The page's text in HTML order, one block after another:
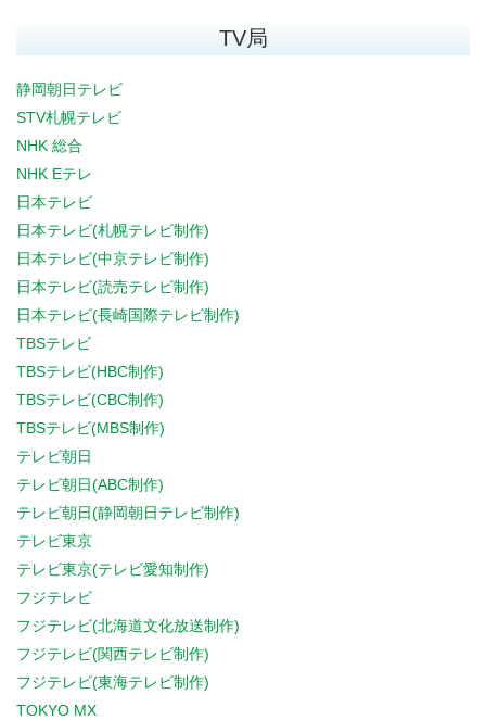
TV局
静岡朝日テレビ
STV札幌テレビ
NHK 総合
NHK Eテレ
日本テレビ
日本テレビ(札幌テレビ制作)
日本テレビ(中京テレビ制作)
日本テレビ(読売テレビ制作)
日本テレビ(長崎国際テレビ制作)
TBSテレビ
TBSテレビ(HBC制作)
TBSテレビ(CBC制作)
TBSテレビ(MBS制作)
テレビ朝日
テレビ朝日(ABC制作)
テレビ朝日(静岡朝日テレビ制作)
テレビ東京
テレビ東京(テレビ愛知制作)
フジテレビ
フジテレビ(北海道文化放送制作)
フジテレビ(関西テレビ制作)
フジテレビ(東海テレビ制作)
TOKYO MX